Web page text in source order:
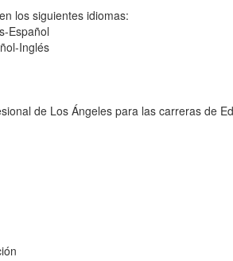
los siguientes idiomas:
Español
Inglés
de Los Ángeles para las carreras de